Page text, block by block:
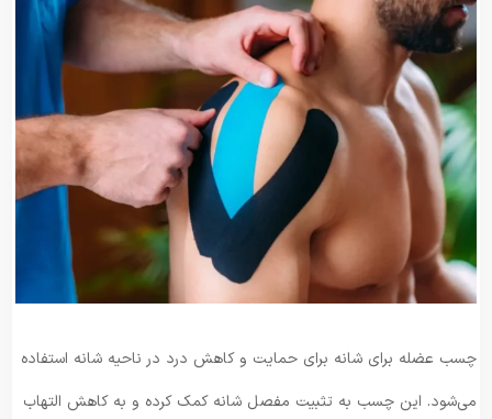
چسب عضله برای شانه برای حمایت و کاهش درد در ناحیه شانه استفاده
می‌شود. این چسب به تثبیت مفصل شانه کمک کرده و به کاهش التهاب